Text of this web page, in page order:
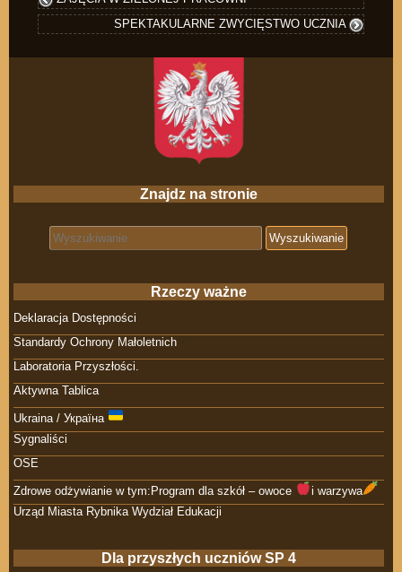
SPEKTAKULARNE ZWYCIĘSTWO UCZNIA
Znajdz na stronie
Search for:
Rzeczy ważne
Deklaracja Dostępności
Standardy Ochrony Małoletnich
Laboratoria Przyszłości.
Aktywna Tablica
Ukraina / Україна
Sygnaliści
OSE
Zdrowe odżywianie w tym:Program dla szkół – owoce
i warzywa
Urząd Miasta Rybnika Wydział Edukacji
Dla przyszłych uczniów SP 4